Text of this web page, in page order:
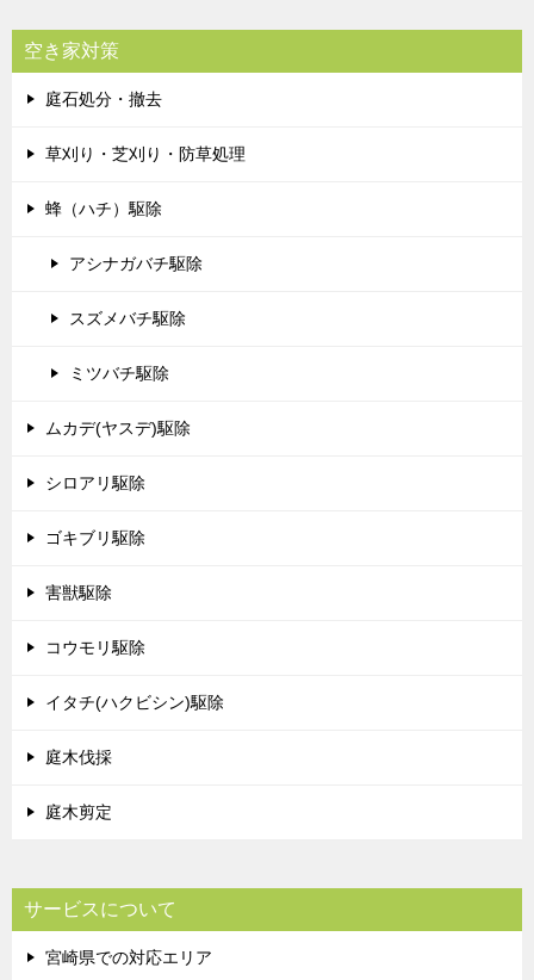
空き家対策
庭石処分・撤去
草刈り・芝刈り・防草処理
蜂（ハチ）駆除
アシナガバチ駆除
スズメバチ駆除
ミツバチ駆除
ムカデ(ヤスデ)駆除
シロアリ駆除
ゴキブリ駆除
害獣駆除
コウモリ駆除
イタチ(ハクビシン)駆除
庭木伐採
庭木剪定
サービスについて
宮崎県での対応エリア